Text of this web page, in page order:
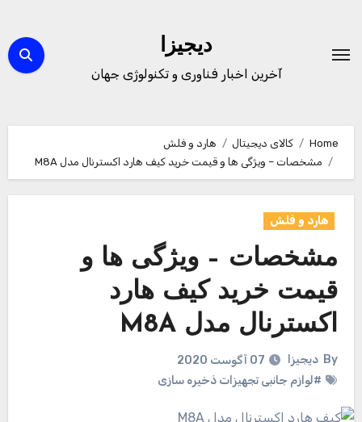
content
دیجیزا
آخرین اخبار فناوری و تکنولوژی جهان
Home کالای دیجیتال
هارد و فلش
مشخصات – ویژگی ها و قیمت خرید کیف هارد اکسترنال مدل M8A
هارد و فلش
مشخصات – ویژگی ها و
قیمت خرید کیف هارد
اکسترنال مدل M8A
By دیجیزا
07 آگوست 2020
#لوازم جانبی تجهیزات ذخیره سازی